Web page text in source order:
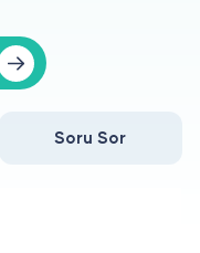
Soru Sor